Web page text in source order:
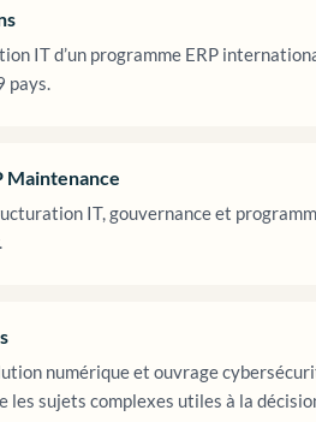
IT d’un programme ERP
pays.
Maintenance
IT, gouvernance et
numérique et ouvrage
les sujets complexes utiles à la